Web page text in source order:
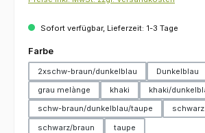
Sofort verfügbar, Lieferzeit: 1-3 Tage
Farbeauswählen
2xschw-braun/dunkelblau Dunkelblau
grau melànge
khaki
khaki/
schw-braun/dunkelblau/taupe
schwarz
schwarz/braun
taupe